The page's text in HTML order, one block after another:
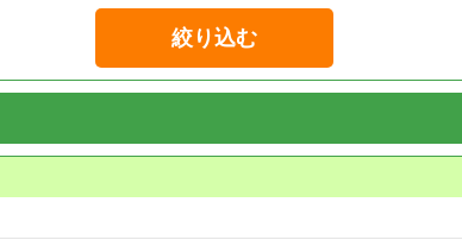
絞り込む